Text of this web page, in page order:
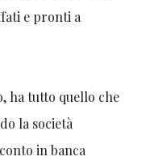
e pronti a
ha tutto quello che
la società
in banca